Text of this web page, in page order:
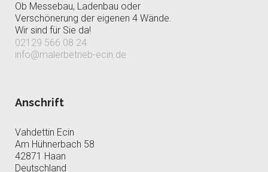
Ob Messebau, Ladenbau oder
Verschönerung der eigenen 4 Wände.
Wir sind für Sie da!
02129 566 08 24
info@malerbetrieb-ecin.de
Anschrift
Vahdettin Ecin
Am Hühnerbach 58
42871 Haan
Deutschland